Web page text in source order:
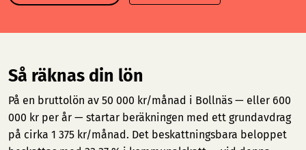
Så räknas din lön
På en bruttolön av 50 000 kr/månad i Bollnäs — eller 600
000 kr per år — startar beräkningen med ett grundavdrag
på cirka 1 375 kr/månad. Det beskattningsbara beloppet